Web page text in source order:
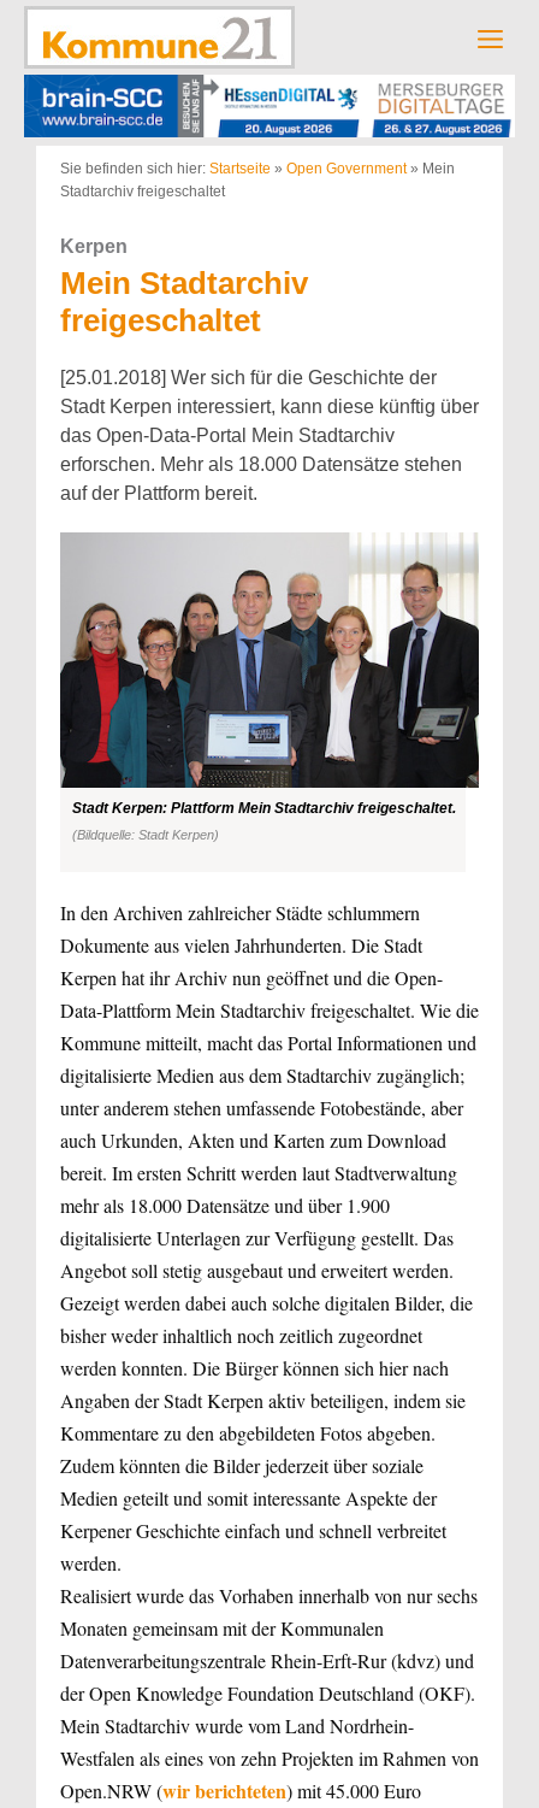
Zum
springen
Sie befinden sich hier: Startseite » Open Government» Mein
Stadtarchiv freigeschaltet
Kerpen
Mein Stadtarchiv
freigeschaltet
[25.01.2018] Wer sich für die Geschichte der
Stadt Kerpen interessiert, kann diese künftig über
das Open-Data-Portal Mein Stadtarchiv
erforschen. Mehr als 18.000 Datensätze stehen
auf der Plattform bereit.
Stadt Kerpen: Plattform Mein Stadtarchiv freigeschaltet.
(Bildquelle: Stadt Kerpen)
In den Archiven zahlreicher Städte schlummern
Dokumente aus vielen Jahrhunderten. Die Stadt
Kerpen hat ihr Archiv nun geöffnet und die Open-
Data-Plattform Mein Stadtarchiv freigeschaltet. Wie die
Kommune mitteilt, macht das Portal Informationen und
digitalisierte Medien aus dem Stadtarchiv zugänglich;
unter anderem stehen umfassende Fotobestände, aber
auch Urkunden, Akten und Karten zum Download
bereit. Im ersten Schritt werden laut Stadtverwaltung
mehr als 18.000 Datensätze und über 1.900
digitalisierte Unterlagen zur Verfügung gestellt. Das
Angebot soll stetig ausgebaut und erweitert werden.
Gezeigt werden dabei auch solche digitalen Bilder, die
bisher weder inhaltlich noch zeitlich zugeordnet
werden konnten. Die Bürger können sich hier nach
Angaben der Stadt Kerpen aktiv beteiligen, indem sie
Kommentare zu den abgebildeten Fotos abgeben.
Zudem könnten die Bilder jederzeit über soziale
Medien geteilt und somit interessante Aspekte der
Kerpener Geschichte einfach und schnell verbreitet
werden.
Realisiert wurde das Vorhaben innerhalb von nur sechs
Monaten gemeinsam mit der Kommunalen
Datenverarbeitungszentrale Rhein-Erft-Rur (kdvz) und
der Open Knowledge Foundation Deutschland (OKF).
Mein Stadtarchiv wurde vom Land Nordrhein-
Westfalen als eines von zehn Projekten im Rahmen von
Open.NRW (wir berichteten) mit 45.000 Euro